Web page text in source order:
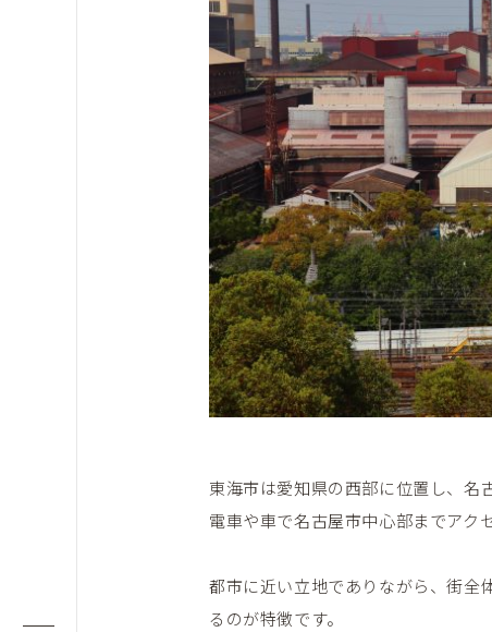
東海市は愛知県の西部に位置し、名
電車や車で名古屋市中心部までアク
都市に近い立地でありながら、街全
るのが特徴です。